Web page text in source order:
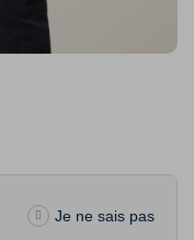
Je ne sais pas